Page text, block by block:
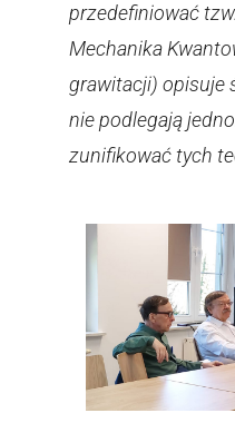
przedefiniować
Mechanika
grawitacji) opisuje
nie podlegają
zunifikować tych